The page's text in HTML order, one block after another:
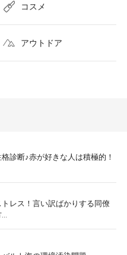
コスメ​
アウトドア
格診断♪赤が好きな人は積極的！
レス！言い訳ばかりする同僚